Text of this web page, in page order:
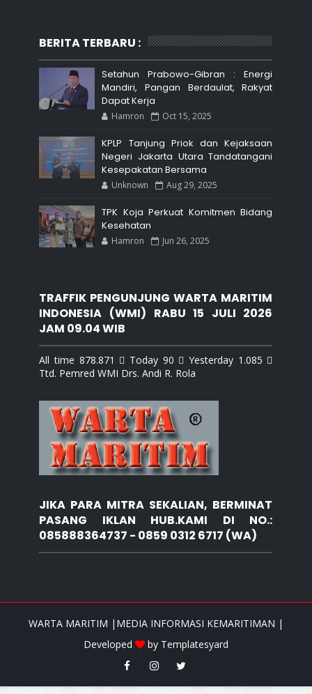
BERITA TERBARU :
Setahun Prabowo-Gibran : Energi
Mandiri, Pangan Berdaulat, Rakyat
Dapat Kerja
Hamron Oct 15, 2025
KPLP Tanjung Priok dan Kejaksaan
Negeri Jakarta Utara Tandatangani
Kesepakatan Bersama
Unknown Aug 29, 2025
TPK Koja Perkuat Komitmen Bidang
Kesehatan
Hamron Jun 26, 2025
TRAFFIK PENGUNJUNG WARTA MARITIM
INDONESIA (WMI) RABU 15 JULI 2026
JAM 09.04 WIB
All time 878.871  Today 90  Yesterday 1.085 
Ttd. Pemred WMI Drs. Andi R. Rola
JIKA PARA MITRA SEKALIAN, BERMINAT
PASANG IKLAN HUB.KAMI DI NO.:
085888364737 - 0859 0312 6717 (WA)
WARTA MARITIM |MEDIA INFORMASI KEMARITIMAN |
Developed
by Templatesyard